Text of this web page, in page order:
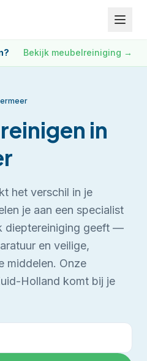
Bekijk meubelreiniging →
in
het verschil in je
je aan een specialist
dieptereiniging geeft —
en veilige,
middelen. Onze
Holland komt bij je